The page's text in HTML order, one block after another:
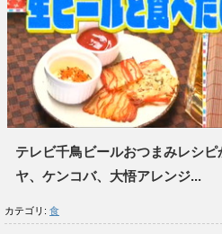
テレビ千鳥ビールおつまみレシ
ヤ、ケンコバ、大悟アレンジ...
カテゴリ: 食